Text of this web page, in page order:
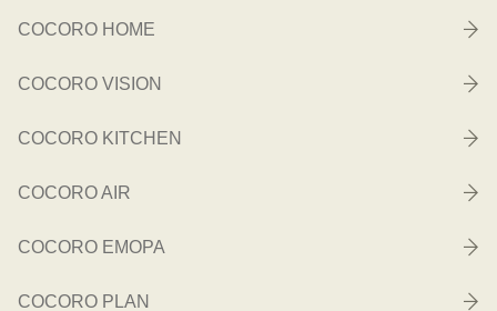
COCORO HOME
COCORO VISION
COCORO KITCHEN
COCORO AIR
COCORO EMOPA
COCORO PLAN